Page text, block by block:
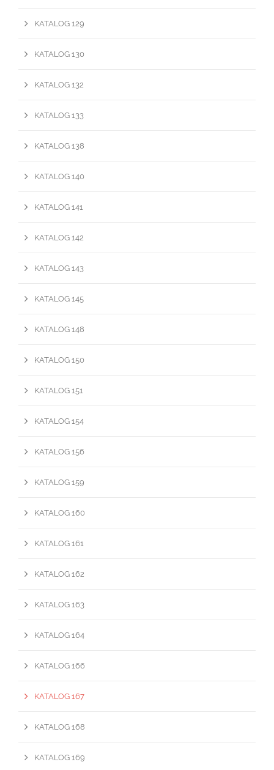
KATALOG 129
KATALOG 130
KATALOG 132
KATALOG 133
KATALOG 138
KATALOG 140
KATALOG 141
KATALOG 142
KATALOG 143
KATALOG 145
KATALOG 148
KATALOG 150
KATALOG 151
KATALOG 154
KATALOG 156
KATALOG 159
KATALOG 160
KATALOG 161
KATALOG 162
KATALOG 163
KATALOG 164
KATALOG 166
KATALOG 167
KATALOG 168
KATALOG 169